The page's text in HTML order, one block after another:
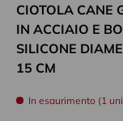
CIOTOLA CANE
IN ACCIAIO E
SILICONE
15 CM
In esaurimento (1